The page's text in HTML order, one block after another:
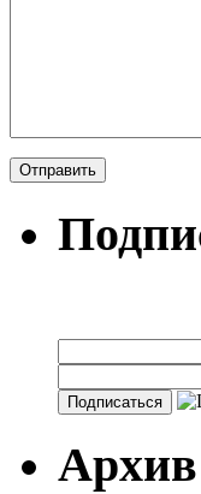
Архив